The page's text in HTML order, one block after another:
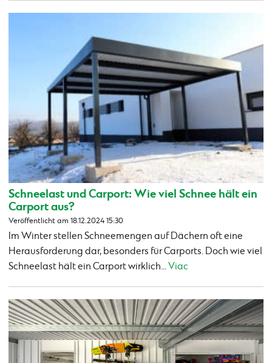
Schneelast und Carport: Wie viel Schnee hält ein
Carport aus?
Veröffentlicht am 18.12.2024 15:30
Im Winter stellen Schneemengen auf Dächern oft eine
Herausforderung dar, besonders für Carports. Doch wie viel
Schneelast hält ein Carport wirklich...Viac